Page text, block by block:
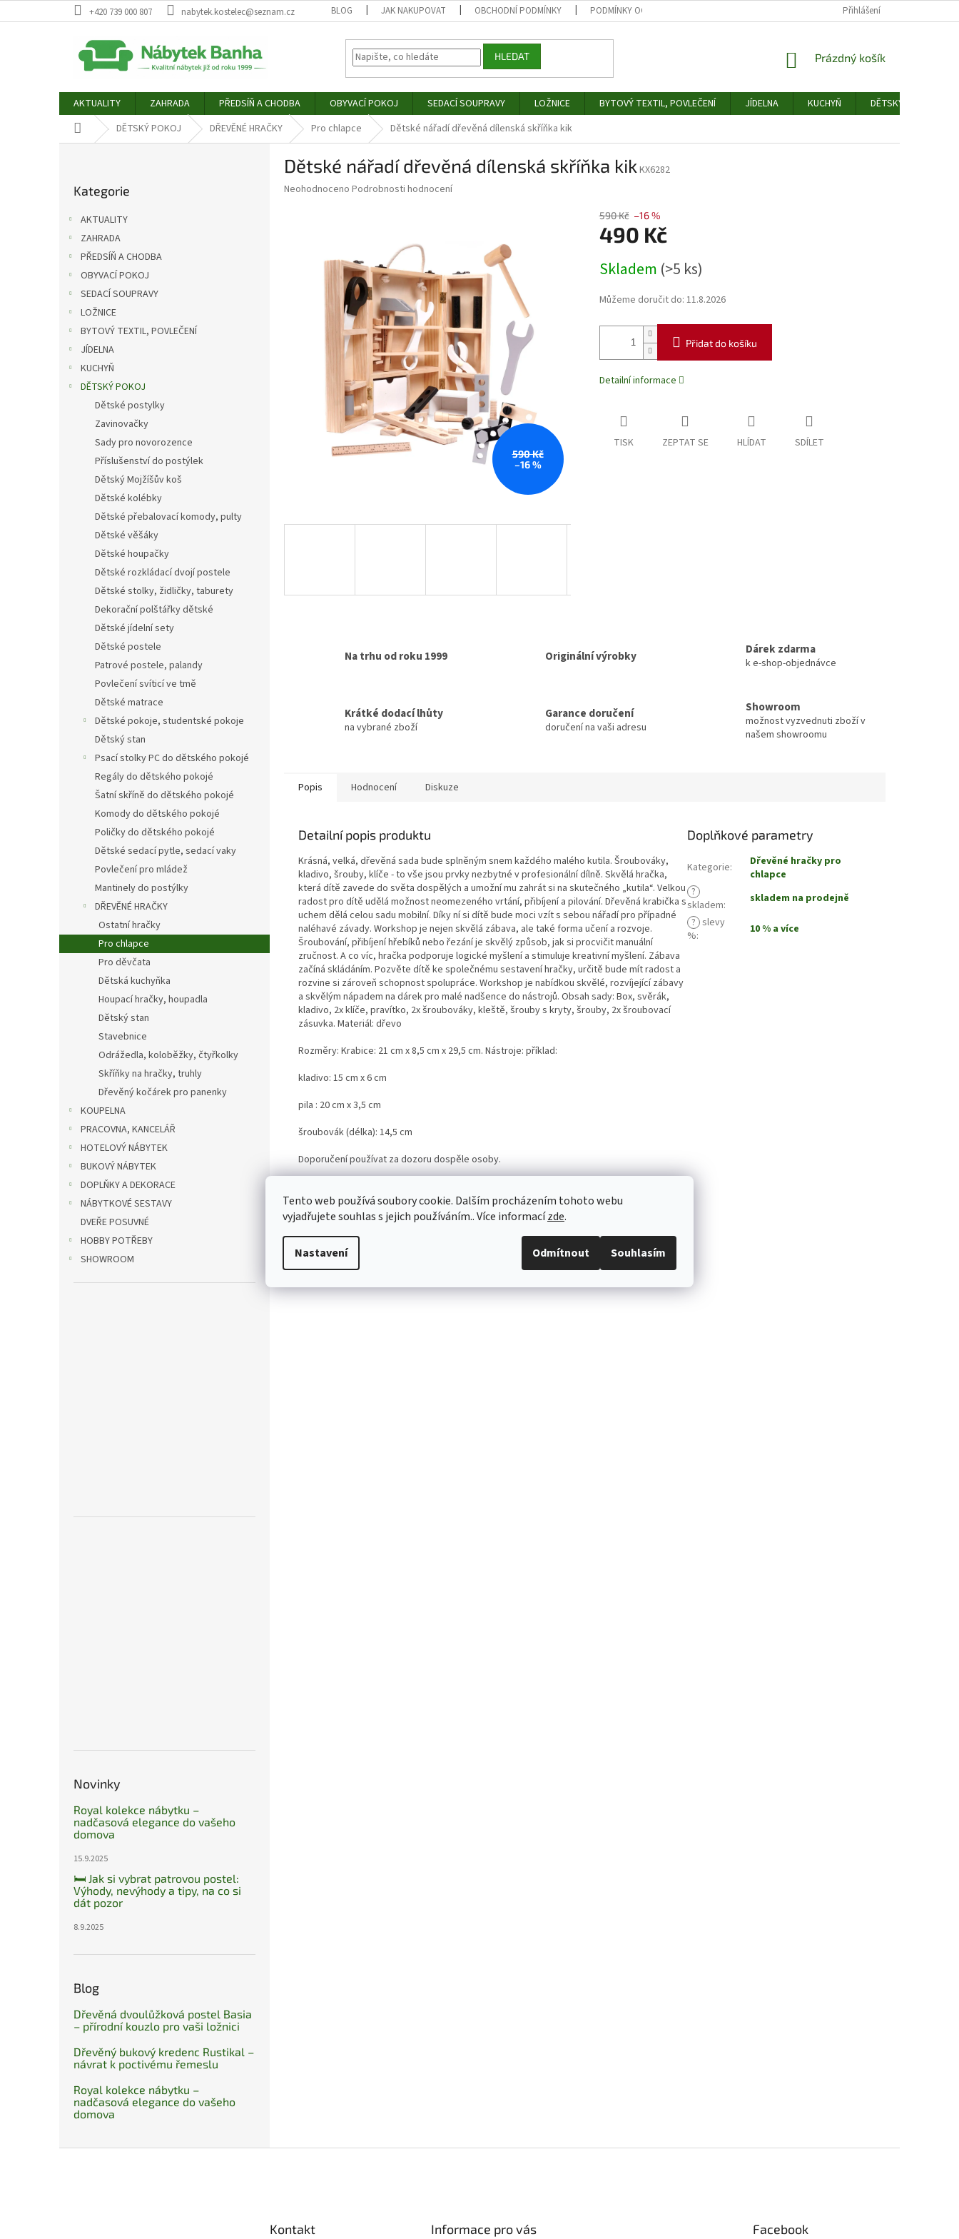
Tento web používá soubory cookie. Dalším procházením tohoto webu
vyjadřujete souhlas s jejich používáním.. Více informacízde.
Nastavení Odmítnout Souhlasím
na
+420 739 000 807 nabytek.kostelec@seznam.cz BLOG JAK NAKUPOVAT OBCHODNÍ PODMÍNKY PODMÍNKY OCHRANY OSOBNÍCH ÚDAJŮ ODSTOUPENÍ OD SMLOUVY
Přihlášení
HLEDAT
NÁKUPNÍ
Prázdný košík
AKTUALITY ZAHRADA PŘEDSÍŇ A CHODBA OBYVACÍ POKOJ SEDACÍ SOUPRAVY LOŽNICE BYTOVÝ TEXTIL, POVLEČENÍ JÍDELNA KUCHYŇ
DĚTSKÝ POKOJ
Domů DĚTSKÝ POKOJ DŘEVĚNÉ HRAČKY Pro chlapce Dětské nářadí dřevěná dílenská skříňka kik
kategorie
Kategorie
AKTUALITY
ZAHRADA
PŘEDSÍŇ A CHODBA
OBYVACÍ POKOJ
SEDACÍ SOUPRAVY
LOŽNICE
BYTOVÝ TEXTIL, POVLEČENÍ
JÍDELNA
KUCHYŇ
DĚTSKÝ POKOJ
Dětské postylky
Zavinovačky
Sady pro novorozence
Příslušenství do postýlek
Dětský Mojžíšův koš
Dětské kolébky
Dětské přebalovací komody, pulty
Dětské věšáky
Dětské houpačky
Dětské rozkládací dvojí postele
Dětské stolky, židličky, taburety
Dekorační polštářky dětské
Dětské jídelní sety
Dětské postele
Patrové postele, palandy
Povlečení svíticí ve tmě
Dětské matrace
Dětské pokoje, studentské pokoje
Dětský stan
Psací stolky PC do dětského pokojé
Regály do dětského pokojé
Šatní skříně do dětského pokojé
Komody do dětského pokojé
Poličky do dětského pokojé
Dětské sedací pytle, sedací vaky
Povlečení pro mládež
Mantinely do postýlky
DŘEVĚNÉ HRAČKY
Ostatní hračky
Pro chlapce
Pro děvčata
Dětská kuchyňka
Houpací hračky, houpadla
Dětský stan
Stavebnice
Odrážedla, koloběžky, čtyřkolky
Skříňky na hračky, truhly
Dřevěný kočárek pro panenky
KOUPELNA
PRACOVNA, KANCELÁŘ
HOTELOVÝ NÁBYTEK
BUKOVÝ NÁBYTEK
DOPLŇKY A DEKORACE
NÁBYTKOVÉ SESTAVY
DVEŘE POSUVNÉ
HOBBY POTŘEBY
SHOWROOM
Novinky
Royal kolekce nábytku –
nadčasová elegance do vašeho
domova
15.9.2025
🛏️ Jak si vybrat patrovou postel:
Výhody, nevýhody a tipy, na co si
dát pozor
8.9.2025
Blog
Dřevěná dvoulůžková postel Basia
– přírodní kouzlo pro vaši ložnici
Dřevěný bukový kredenc Rustikal –
návrat k poctivému řemeslu
Royal kolekce nábytku –
nadčasová elegance do vašeho
domova
Dětské nářadí dřevěná dílenská skříňka kik KX6282
Průměrné
Neohodnoceno Podrobnosti hodnocení
590 Kč
–16 %
590 Kč –16 %
490 Kč
cena:
Skladem (>5 ks)
Můžeme doručit do: 11.8.2026
Přidat do košíku
Detailní informace
TISK ZEPTAT SE HLÍDAT SDÍLET
Na trhu od roku 1999 Originální výrobky Dárek zdarma
k e-shop-objednávce
Krátké dodací lhůty
na vybrané zboží
Garance doručení
doručení na vaši adresu
Showroom
možnost vyzvednuti zboží v
našem showroomu
Popis Hodnocení Diskuze
Detailní popis produktu
Krásná, velká, dřevěná sada bude splněným snem každého malého kutila. Šroubováky,
kladivo, šrouby, klíče - to vše jsou prvky nezbytné v profesionální dílně. Skvělá hračka,
která dítě zavede do světa dospělých a umožní mu zahrát si na skutečného „kutila“. Velkou
radost pro dítě udělá možnost neomezeného vrtání, přibíjení a pilování. Dřevěná krabička s
uchem dělá celou sadu mobilní. Díky ní si dítě bude moci vzít s sebou nářadí pro případné
naléhavé závady. Workshop je nejen skvělá zábava, ale také forma učení a rozvoje.
Šroubování, přibíjení hřebíků nebo řezání je skvělý způsob, jak si procvičit manuální
zručnost. A co víc, hračka podporuje logické myšlení a stimuluje kreativní myšlení. Zábava
začíná skládáním. Pozvěte dítě ke společnému sestavení hračky, určitě bude mít radost a
rozvine si zároveň schopnost spolupráce. Workshop je nabídkou skvělé, rozvíjející zábavy
a skvělým nápadem na dárek pro malé nadšence do nástrojů. Obsah sady: Box, svěrák,
kladivo, 2x klíče, pravítko, 2x šroubováky, kleště, šrouby s kryty, šrouby, 2x šroubovací
zásuvka. Materiál: dřevo
Rozměry: Krabice: 21 cm x 8,5 cm x 29,5 cm. Nástroje: příklad:
kladivo: 15 cm x 6 cm
pila : 20 cm x 3,5 cm
šroubovák (délka): 14,5 cm
Doporučení používat za dozoru dospěle osoby.
Doplňkové parametry
Kategorie:
Dřevěné hračky pro
chlapce
?
skladem:
skladem na prodejně
? slevy
%: 10 % a více
Kontakt Informace pro vás Facebook